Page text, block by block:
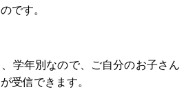
です。
学年別なので、ご自分のお子さん
受信できます。